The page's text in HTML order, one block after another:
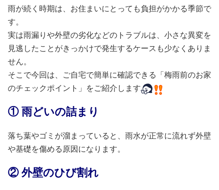
雨が続く時期は、お住まいにとっても負担がかかる季節で
す。
実は雨漏りや外壁の劣化などのトラブルは、小さな異変を
見逃したことがきっかけで発生するケースも少なくありま
せん。
そこで今回は、ご自宅で簡単に確認できる「梅雨前のお家
のチェックポイント」をご紹介します
① 雨どいの詰まり
落ち葉やゴミが溜まっていると、雨水が正常に流れず外壁
や基礎を傷める原因になります。
② 外壁のひび割れ